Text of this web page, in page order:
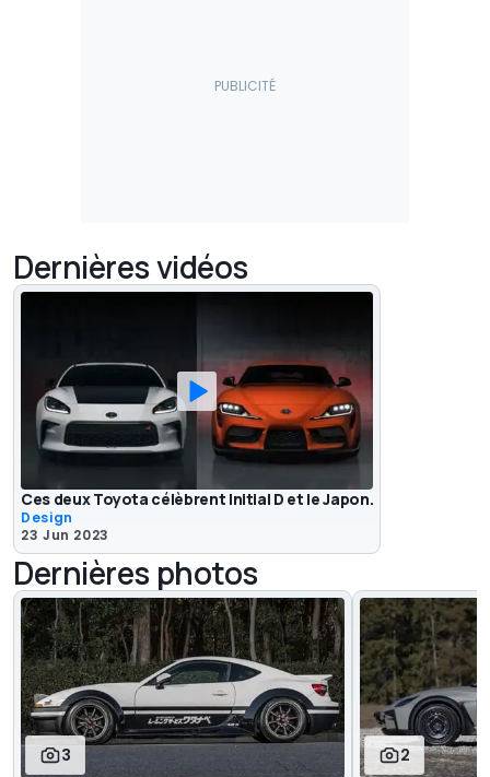
Dernières vidéos
Ces deux Toyota célèbrent Initial D et le Japon.
Design
23 Jun 2023
Dernières photos
3 2